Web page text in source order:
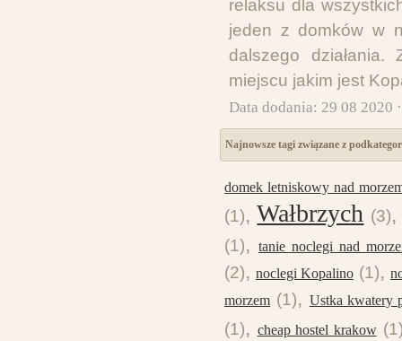
relaksu dla
jeden z domków w
dalszego
miejscu jakim jest
Data dodania: 29 08 2020
Najnowsze tagi związane z
domek letniskowy nad
(1),Wałbrzych (3)
(1), tanie noclegi nad
(2), noclegi Kopalino (1),
morzem (1), Ustka kwatery
(1), cheap hostel krakow